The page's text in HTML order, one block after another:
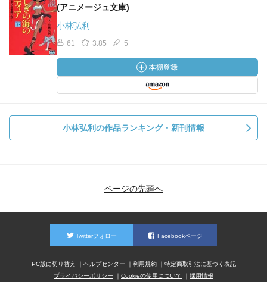
(アニメージュ文庫)
小林弘利
61 3.85 5
小林弘利の作品ランキング・新刊情報
ページの先頭へ
Twitterフォロー Facebookページ
PC版に切り替え ヘルプセンター 利用規約
特定商取引法に基づく表記
プライバシーポリシー
Cookieの使用について 採用情報